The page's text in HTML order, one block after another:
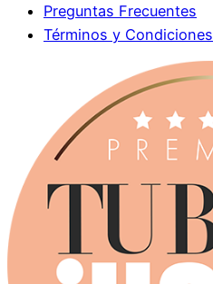
Preguntas Frecuentes
Términos y Condiciones